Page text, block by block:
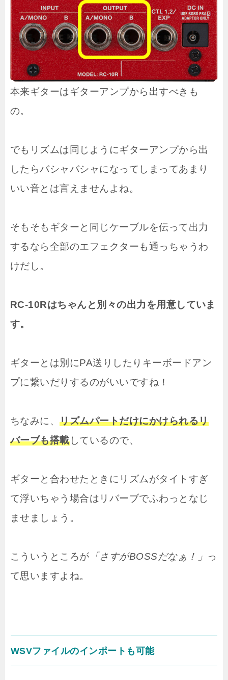
本来ギターはギターアンプから出すべきも
の。
でもリズムは同じようにギターアンプから出
したらバシャバシャになってしまってあまり
いい音とは言えませんよね。
そもそもギターと同じケーブルを伝って出力
するなら全部のエフェクターも通っちゃうわ
けだし。
RC-10Rはちゃんと別々の出力を用意していま
す。
ギターとは別にPA送りしたりキーボードアン
プに繋いだりするのがいいですね！
ちなみに、リズムパートだけにかけられるリ
バーブも搭載しているので、
ギターと合わせたときにリズムがタイトすぎ
て浮いちゃう場合はリバーブでふわっとなじ
ませましょう。
こういうところが 「さすがBOSSだなぁ！」 っ
て思いますよね。
WSVファイルのインポートも可能